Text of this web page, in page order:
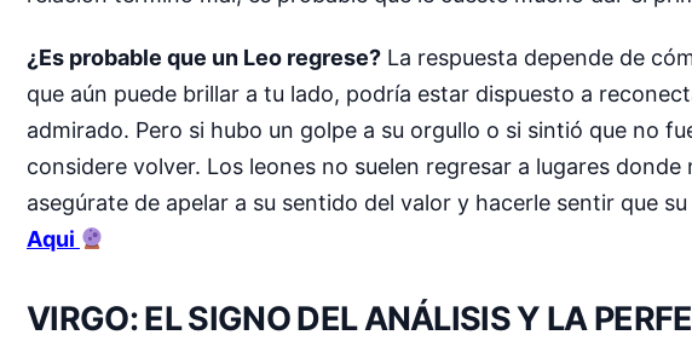
¿Es probable que un Leo regrese? La respuesta depende de
que aún puede brillar a tu lado, podría estar dispuesto a
admirado. Pero si hubo un golpe a su orgullo o si sintió que no
considere volver. Los leones no suelen regresar a lugares
asegúrate de apelar a su sentido del valor y hacerle sentir que
Aqui
VIRGO: EL SIGNO DEL ANÁLISIS Y LA